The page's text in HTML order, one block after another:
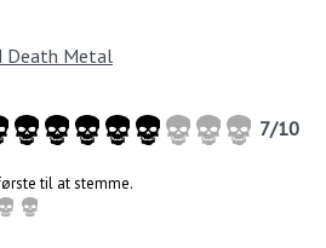
Death Metal
7/10
til at stemme.